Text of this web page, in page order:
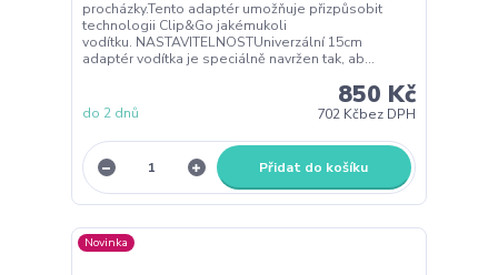
procházky.Tento adaptér umožňuje přizpůsobit
technologii Clip&Go jakémukoli
vodítku. NASTAVITELNOSTUniverzální 15cm
adaptér vodítka je speciálně navržen tak, ab...
850 Kč
702 Kčbez DPH
do 2 dnů
Přidat do košíku
Novinka